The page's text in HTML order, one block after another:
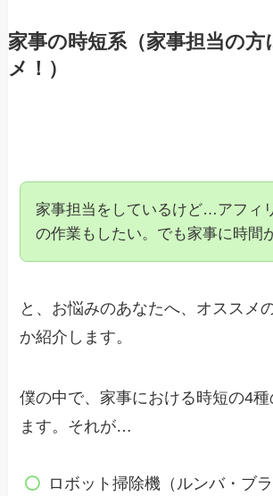
家事の時短系（家事担当の方
メ！）
家事担当をしているけど…アフィ
の作業もしたい。でも家事に時間
と、お悩みのあなたへ、オススメ
か紹介します。
僕の中で、家事における時短の4種
ます。それが…
ロボット掃除機（ルンバ・ブラ